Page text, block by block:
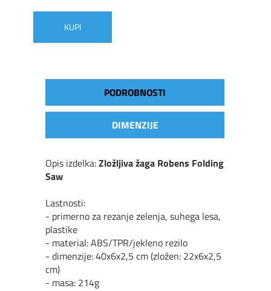
KUPI
PODROBNOSTI
DIMENZIJE
Opis izdelka:Zložljiva žaga Robens Folding
Saw
Lastnosti:
- primerno za rezanje zelenja, suhega lesa,
plastike
- material: ABS/TPR/jekleno rezilo
- dimenzije: 40x6x2,5 cm (zložen: 22x6x2,5
cm)
- masa: 214g